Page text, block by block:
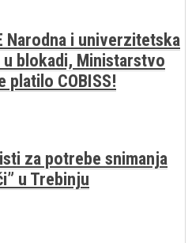
Narodna i univerzitetska
u blokadi, Ministarstvo
COBISS!
za potrebe snimanja
u Trebinju